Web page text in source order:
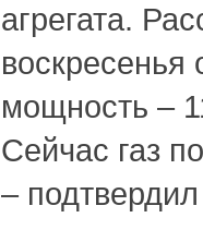
агрегата.
мощность –
Сейчас газ
–